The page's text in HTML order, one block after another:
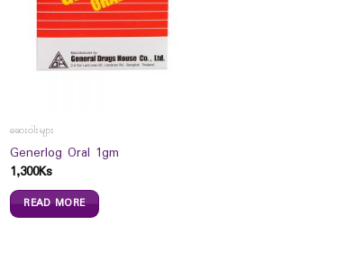
ဆေးဝါးများ
Generlog Oral 1gm
1,300Ks
READ MORE